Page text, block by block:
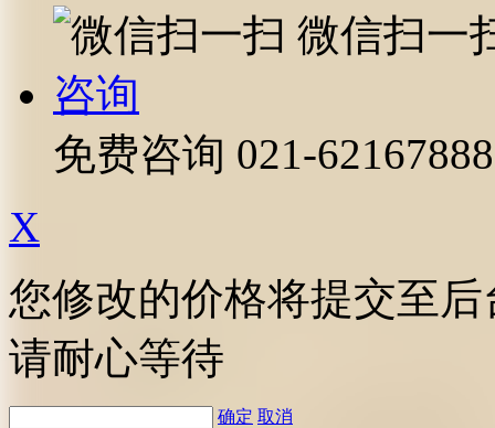
微信扫一
咨询
免费咨询 021-62167888
X
您修改的价格将提交至
请耐心等待
确定 取消